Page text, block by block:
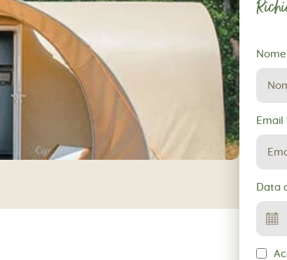
di
Nome
Email
Data